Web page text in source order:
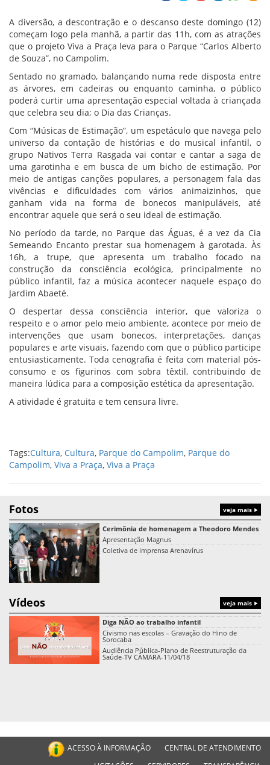
A diversão, a descontração e o descanso deste domingo (12)
começam logo pela manhã, a partir das 11h, com as atrações
que o projeto Viva a Praça leva para o Parque “Carlos Alberto
de Souza”, no Campolim.
Sentado no gramado, balançando numa rede disposta entre
as árvores, em cadeiras ou enquanto caminha, o público
poderá curtir uma apresentação especial voltada à criançada
que celebra seu dia; o Dia das Crianças.
Com “Músicas de Estimação”, um espetáculo que navega pelo
universo da contação de histórias e do musical infantil, o
grupo Nativos Terra Rasgada vai contar e cantar a saga de
uma garotinha e em busca de um bicho de estimação. Por
meio de antigas canções populares, a personagem fala das
vivências e dificuldades com vários animaizinhos, que
ganham vida na forma de bonecos manipuláveis, até
encontrar aquele que será o seu ideal de estimação.
No período da tarde, no Parque das Águas, é a vez da Cia
Semeando Encanto prestar sua homenagem à garotada. Às
16h, a trupe, que apresenta um trabalho focado na
construção da consciência ecológica, principalmente no
público infantil, faz a música acontecer naquele espaço do
Jardim Abaeté.
O despertar dessa consciência interior, que valoriza o
respeito e o amor pelo meio ambiente, acontece por meio de
intervenções que usam bonecos, interpretações, danças
populares e arte visuais, fazendo com que o público participe
entusiasticamente. Toda cenografia é feita com material pós-
consumo e os figurinos com sobra têxtil, contribuindo de
maneira lúdica para a composição estética da apresentação.
A atividade é gratuita e tem censura livre.
Tags:Cultura, Cultura, Parque do Campolim, Parque do
Campolim, Viva a Praça, Viva a Praça
Fotos veja mais
Cerimônia de homenagem a Theodoro Mendes
Apresentação Magnus
Coletiva de imprensa Arenavírus
Vídeos veja mais
Diga NÃO ao trabalho infantil
Civismo nas escolas – Gravação do Hino de
Sorocaba
Audiência Pública-Plano de Reestruturação da
Saúde-TV CÂMARA-11/04/18
ACESSO À INFORMAÇÃO
CENTRAL DE ATENDIMENTO